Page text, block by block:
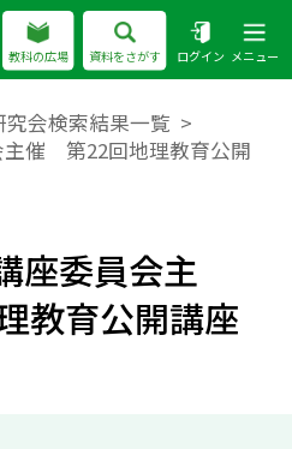
教科の広場 資料をさがす ログイン メニュー
究会検索結果一覧
主催 第22回地理教育公開
座委員会主
教育公開講座